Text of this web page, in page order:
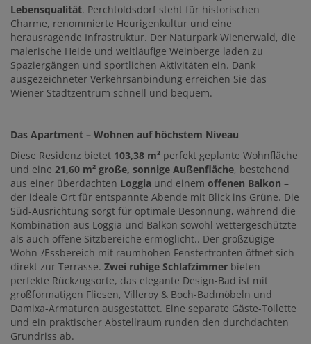
Lebensqualität. Perchtoldsdorf steht für historischen
Charme, renommierte Heurigenkultur und eine
herausragende Infrastruktur. Der Naturpark Wienerwald, die
malerische Heide und weitläufige Weinberge laden zu
Spaziergängen und sportlichen Aktivitäten ein. Dank
ausgezeichneter Verkehrsanbindung erreichen Sie das
Wiener Stadtzentrum schnell und bequem.
Das Apartment – Wohnen auf höchstem Niveau
Diese Residenz bietet 103,38 m² perfekt geplante Wohnfläche
und eine 21,60 m² große, sonnige Außenfläche, bestehend
aus einer überdachten Loggia und einem offenen Balkon –
der ideale Ort für entspannte Abende mit Blick ins Grüne. Die
Süd-Ausrichtung sorgt für optimale Besonnung, während die
Kombination aus Loggia und Balkon sowohl wettergeschützte
als auch offene Sitzbereiche ermöglicht.. Der großzügige
Wohn-/Essbereich mit raumhohen Fensterfronten öffnet sich
direkt zur Terrasse. Zwei ruhige Schlafzimmer bieten
perfekte Rückzugsorte, das elegante Design-Bad ist mit
großformatigen Fliesen, Villeroy & Boch-Badmöbeln und
Damixa-Armaturen ausgestattet. Eine separate Gäste-Toilette
und ein praktischer Abstellraum runden den durchdachten
Grundriss ab.